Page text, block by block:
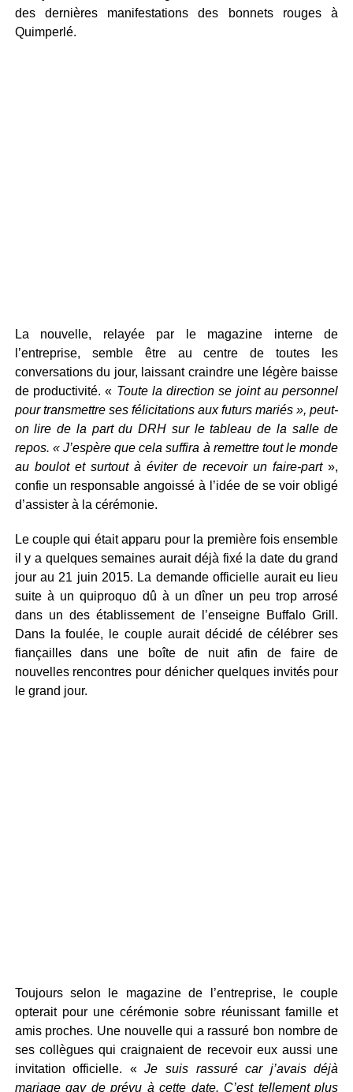
des dernières manifestations des bonnets rouges à
Quimperlé.
La nouvelle, relayée par le magazine interne de
l’entreprise, semble être au centre de toutes les
conversations du jour, laissant craindre une légère baisse
de productivité. « Toute la direction se joint au personnel
pour transmettre ses félicitations aux futurs mariés », peut-
on lire de la part du DRH sur le tableau de la salle de
repos. « J’espère que cela suffira à remettre tout le monde
au boulot et surtout à éviter de recevoir un faire-part»,
confie un responsable angoissé à l’idée de se voir obligé
d’assister à la cérémonie.
Le couple qui était apparu pour la première fois ensemble
il y a quelques semaines aurait déjà fixé la date du grand
jour au 21 juin 2015. La demande officielle aurait eu lieu
suite à un quiproquo dû à un dîner un peu trop arrosé
dans un des établissement de l’enseigne Buffalo Grill.
Dans la foulée, le couple aurait décidé de célébrer ses
fiançailles dans une boîte de nuit afin de faire de
nouvelles rencontres pour dénicher quelques invités pour
le grand jour.
Toujours selon le magazine de l’entreprise, le couple
opterait pour une cérémonie sobre réunissant famille et
amis proches. Une nouvelle qui a rassuré bon nombre de
ses collègues qui craignaient de recevoir eux aussi une
invitation officielle. «Je suis rassuré car j’avais déjà
mariage gay de prévu à cette date. C’est tellement plus